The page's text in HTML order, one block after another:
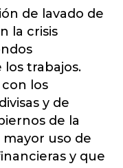
de lavado de
la crisis
los trabajos.
los
y de
de la
uso de
y que